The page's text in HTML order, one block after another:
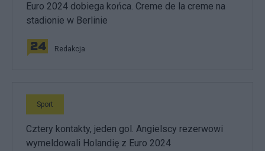
Euro 2024 dobiega końca. Creme de la creme na
stadionie w Berlinie
Redakcja
Sport
Cztery kontakty, jeden gol. Angielscy rezerwowi
wymeldowali Holandię z Euro 2024